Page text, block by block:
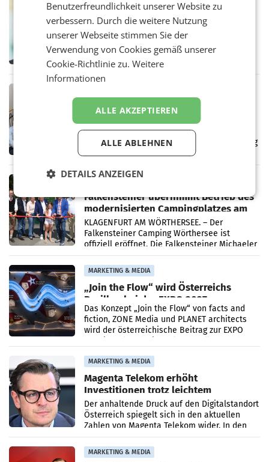
Sebastian Knabl wird Partner bei EY
Österreich
WIEN.Sebastian Knabl wird Partner bei EY
Österreich. In seiner neuen Funktion soll er
Banken und Finanzinstitute bei
regulatorischen Anforderungen, im
Risikomanagement und bei
kju: stellt Führungsteam neu auf
Die Wiener Digitalagentur kju: erweitert ihre
Führungsebene. Andrea Sampl-Neureiter
rückt mit Anfang August in die Agenturleitung
auf. Gemeinsam mit drei weiteren
DESTINATION
Falkensteiner übernimmt Betrieb des
modernisierten Campingplatzes am
Wörthersee
KLAGENFURT AM WÖRTHERSEE. – Der
Falkensteiner Camping Wörthersee ist
offiziell eröffnet. Die Falkensteiner Michaeler
Tourism Group (FMTG) und die Stadtwerke
Klagenfurt haben den
MARKETING & MEDIA
„Join the Flow“ wird Österreichs
Pavillon bei der EXPO 2027
Das Konzept „Join the Flow“ von facts and
fiction, ZONE Media und PLANET architects
wird der österreichische Beitrag zur EXPO
MARKETING & MEDIA
Magenta Telekom erhöht
Investitionen trotz leichtem
Umsatzrückgang
Der anhaltende Druck auf den Digitalstandort
Österreich spiegelt sich in den aktuellen
Zahlen von Magenta Telekom wider. In den
ersten sechs Monaten des laufenden Jahres
verzeichnete
MARKETING & MEDIA
Benutzerfreundlichkeit unserer Website zu
verbessern. Durch die weitere Nutzung
unserer Webseite stimmen Sie der
Verwendung von Cookies gemäß unserer
Cookie-Richtlinie zu.Weitere
Informationen
ALLE AKZEPTIEREN
ALLE ABLEHNEN
DETAILS ANZEIGEN